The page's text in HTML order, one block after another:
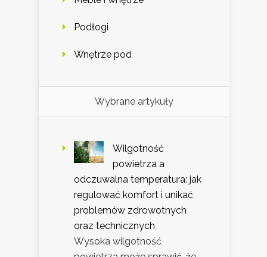
Podłogi
Wnętrze pod
Wybrane artykuły
Wilgotność
powietrza a
odczuwalna temperatura: jak
regulować komfort i unikać
problemów zdrowotnych
oraz technicznych
Wysoka wilgotność